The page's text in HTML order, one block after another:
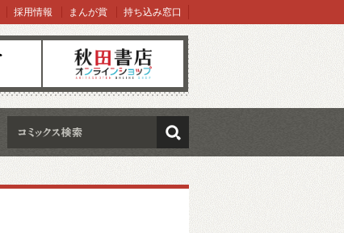
オンラインショップ
採用情報 まんが賞 持ち込み窓口
検索